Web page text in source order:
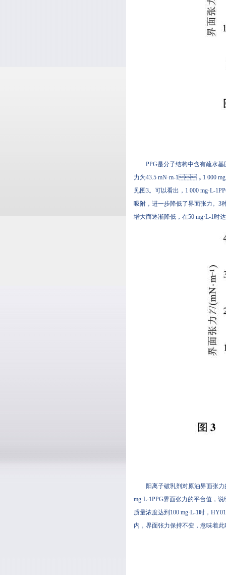
PPG是分子结构中含有疏水基团
力为43.5 mN·m-1，1 000
见图3。可以看出，1 000
吸附，进一步降低了界面张力
增大而逐渐降低，在50 mg·L-1时
阳离子破乳剂对原油界面张力
mg·L-1PPG界面张力的平台值
质量浓度达到100 mg·L-1时，
内，界面张力保持不变，意